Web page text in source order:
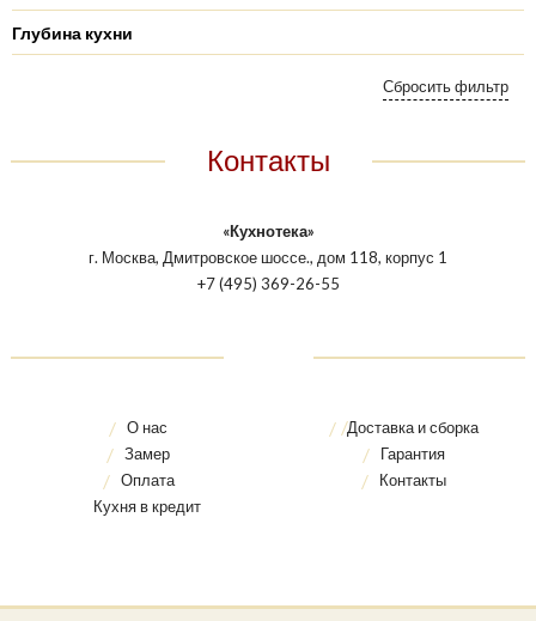
Глубина кухни
Контакты
«Кухнотека»
г. Москва, Дмитровское шоссе., дом 118, корпус 1
+7 (495) 369-26-55
О нас
Замер
Оплата
Кухня в кредит
Доставка и сборка
Гарантия
Контакты